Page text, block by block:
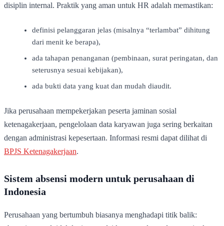
disiplin internal. Praktik yang aman untuk HR adalah memastikan:
definisi pelanggaran jelas (misalnya “terlambat” dihitung
dari menit ke berapa),
ada tahapan penanganan (pembinaan, surat peringatan, dan
seterusnya sesuai kebijakan),
ada bukti data yang kuat dan mudah diaudit.
Jika perusahaan mempekerjakan peserta jaminan sosial
ketenagakerjaan, pengelolaan data karyawan juga sering berkaitan
dengan administrasi kepesertaan. Informasi resmi dapat dilihat di
BPJS Ketenagakerjaan.
Sistem absensi modern untuk perusahaan di
Indonesia
Perusahaan yang bertumbuh biasanya menghadapi titik balik: